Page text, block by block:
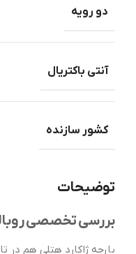
دو رویه
آنتی باکتریال
کشور سازنده
توضیحات
بررسی تخصصی
پارچه ژاکارد هتلی هم در